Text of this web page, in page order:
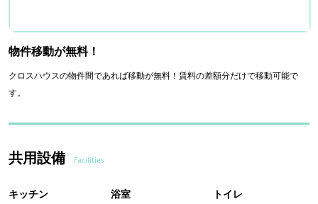
物件移動が無料！
クロスハウスの物件間であれば移動が無料！賃料の差額分だけで移動可能で
す。
共用設備 Facilities
キッチン 浴室 トイレ